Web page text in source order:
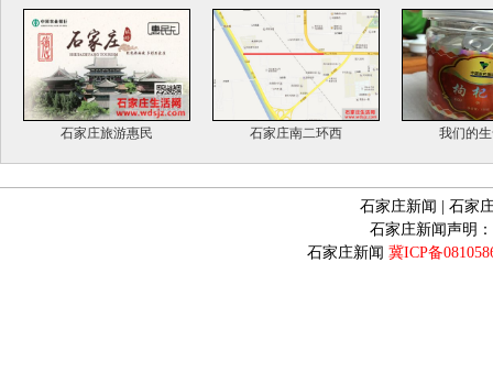
石家庄旅游惠民 石家庄南二环西 我们的
石家庄新闻
石家
石家庄新闻声明
石家庄新闻 冀ICP备